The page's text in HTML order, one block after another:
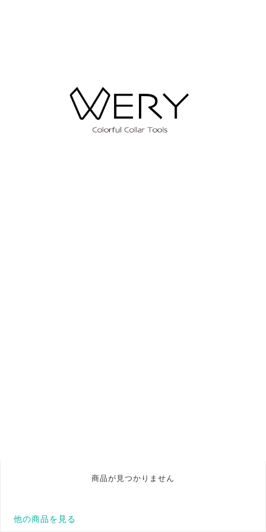
商品が見つかりません
他の商品を見る